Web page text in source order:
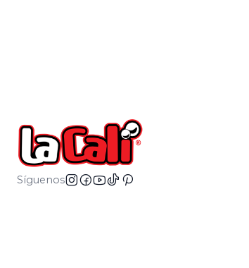
Síguenos